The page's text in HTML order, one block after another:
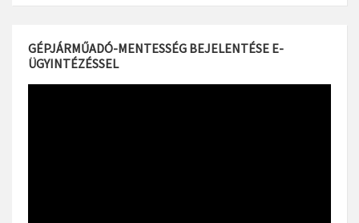
GÉPJÁRMŰADÓ-MENTESSÉG BEJELENTÉSE E-
ÜGYINTÉZÉSSEL